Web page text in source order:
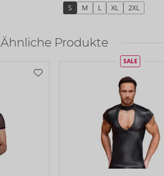
S M L XL 2XL
Ähnliche Produkte
SALE